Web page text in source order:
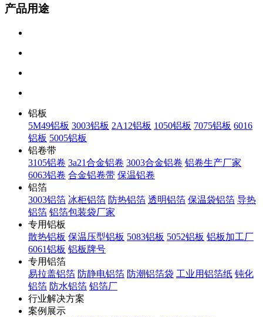
产品用途
铝板
5M49铝板 3003铝板 2A12铝板 1050铝板 7075铝板 6016
铝板 5005铝板
铝卷带
3105铝卷 3a21合金铝卷 3003合金铝卷 铝卷生产厂家
6063铝卷 合金铝卷带 保温铝卷
铝箔
3003铝箔 冰柜铝箔 防热铝箔 透明铝箔 保温袋铝箔 导热
铝箔 铝箔包装袋厂家
专用铝板
散热铝板 保温压型铝板 5083铝板 5052铝板 铝板加工厂
6061铝板 铝板牌号
专用铝箔
易拉盖铝箔 防静电铝箔 防潮铝箔袋 工业用铝箔纸 钝化
铝箔 防水铝箔 铝箔厂
行业解决方案
案例展示